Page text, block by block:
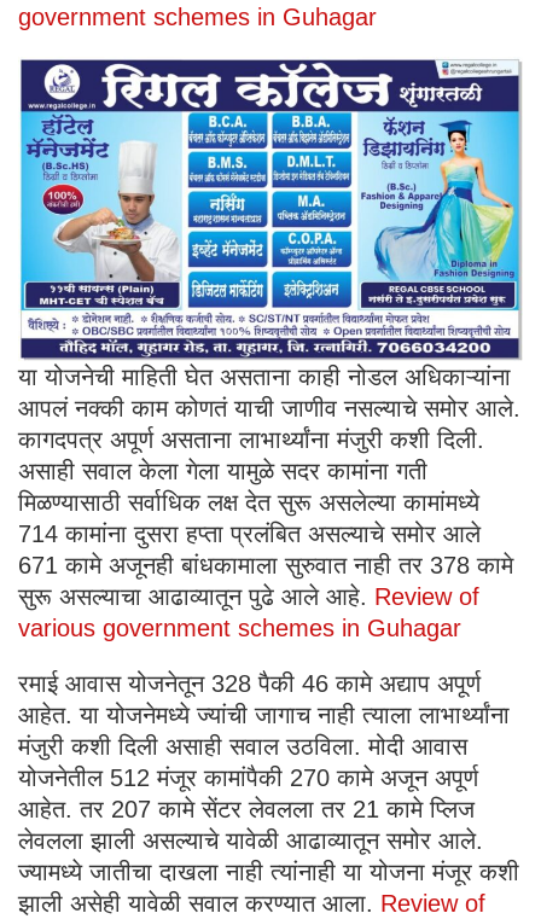
government schemes in Guhagar
या योजनेची माहिती घेत असताना काही नोडल अधिकाऱ्यांना
आपलं नक्की काम कोणतं याची जाणीव नसल्याचे समोर आले.
कागदपत्र अपूर्ण असताना लाभार्थ्यांना मंजुरी कशी दिली.
असाही सवाल केला गेला यामुळे सदर कामांना गती
मिळण्यासाठी सर्वाधिक लक्ष देत सुरू असलेल्या कामांमध्ये
714 कामांना दुसरा हप्ता प्रलंबित असल्याचे समोर आले
671 कामे अजूनही बांधकामाला सुरुवात नाही तर 378 कामे
सुरू असल्याचा आढाव्यातून पुढे आले आहे. Review of
various government schemes in Guhagar
रमाई आवास योजनेतून 328 पैकी 46 कामे अद्याप अपूर्ण
आहेत. या योजनेमध्ये ज्यांची जागाच नाही त्याला लाभार्थ्यांना
मंजुरी कशी दिली असाही सवाल उठविला. मोदी आवास
योजनेतील 512 मंजूर कामांपैकी 270 कामे अजून अपूर्ण
आहेत. तर 207 कामे सेंटर लेवलला तर 21 कामे प्लिज
लेवलला झाली असल्याचे यावेळी आढाव्यातून समोर आले.
ज्यामध्ये जातीचा दाखला नाही त्यांनाही या योजना मंजूर कशी
झाली असेही यावेळी सवाल करण्यात आला. Review of